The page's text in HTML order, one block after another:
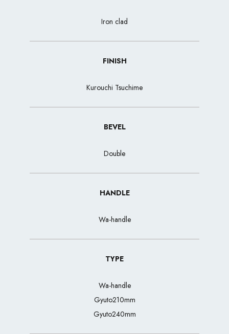
Iron clad
FINISH
Kurouchi Tsuchime
BEVEL
Double
HANDLE
Wa-handle
TYPE
Wa-handle
Gyuto210mm
Gyuto240mm